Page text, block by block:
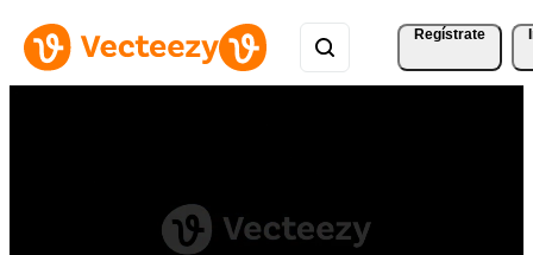
Regístrate